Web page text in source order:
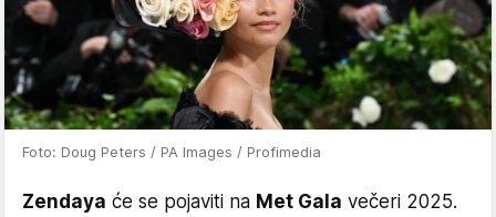
Foto: Doug Peters / PA Images / Profimedia
Zendaya će se pojaviti na Met Gala večeri 2025.